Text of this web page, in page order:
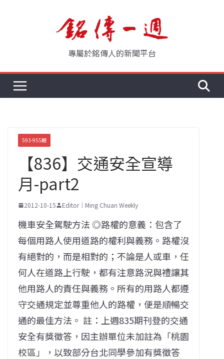
專屬於銘傳人的新聞平台
593-955期
【836】交通安全宣導
月-part2
2012-10-15 Editor｜Ming Chuan Weekly
機車安全駕駛方法 ◎路權的意義：包含了
每個用路人使用道路的權利與義務。路權沒
有絕對的，而是相對的；不論是人或車，任
何人在道路上行駛，都有注意路況與禮讓其
他用路人的責任與義務。所有的用路人都遵
守交通規定並尊重他人的路權，便是順暢交
通的最佳方法。 註：上週835期刊登的交通
安全有獎徵答，因主辦單位未加註為「桃園
校區」，以致部分台北同學參加有獎徵答